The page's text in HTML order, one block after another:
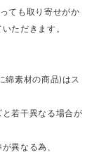
ても取り寄せがか
ただきます。
綿素材の商品)はス
若干異なる場合が
異なる為、